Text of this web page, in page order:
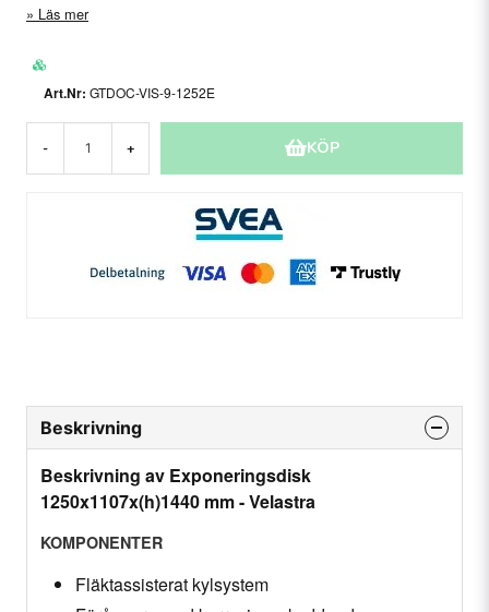
Läs mer
GTDOC-VIS-9-1252E
- + KÖP
Beskrivning
Beskrivning av Exponeringsdisk
1250x1107x(h)1440 mm - Velastra
KOMPONENTER
Fläktassisterat kylsystem